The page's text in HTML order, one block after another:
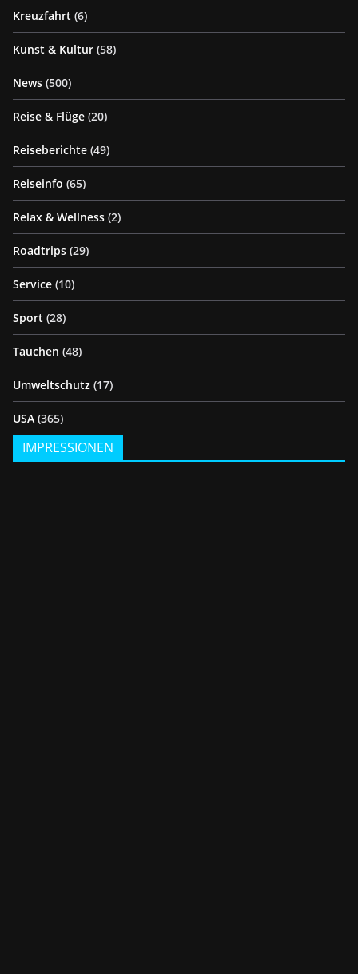
Kreuzfahrt (6)
Kunst & Kultur (58)
News (500)
Reise & Flüge (20)
Reiseberichte (49)
Reiseinfo (65)
Relax & Wellness (2)
Roadtrips (29)
Service (10)
Sport (28)
Tauchen (48)
Umweltschutz (17)
USA (365)
IMPRESSIONEN